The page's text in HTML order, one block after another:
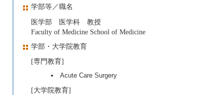
学部等／職名
医学部 医学科 教授
Faculty of Medicine School of Medicine
学部・大学院教育
[専門教育]
Acute Care Surgery
[大学院教育]